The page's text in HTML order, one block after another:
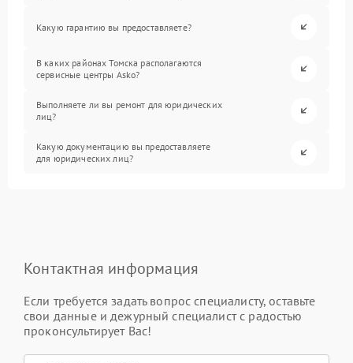
Какую гарантию вы предоставляете?
В каких районах Томска располагаются
сервисные центры Asko?
Выполняете ли вы ремонт для юридических
лиц?
Какую документацию вы предоставляете
для юридических лиц?
Контактная информация
Если требуется задать вопрос специалисту, оставьте
свои данные и дежурный специалист с радостью
проконсультирует Вас!